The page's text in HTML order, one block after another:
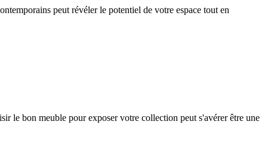
peut révéler le potentiel de votre espace tout en
le bon meuble pour exposer votre collection peut s'avérer être une